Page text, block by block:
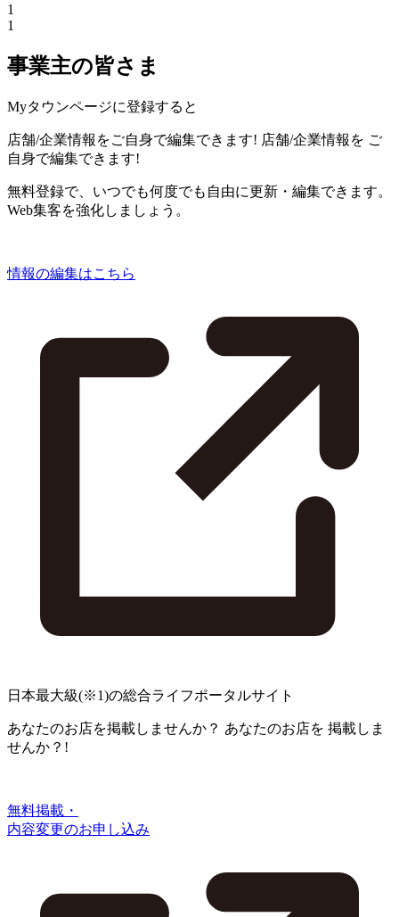
1
1
事業主の皆さま
Myタウンページに登録すると
店舗/企業情報をご自身で編集できます! 店舗/企業情報を ご
自身で編集できます!
無料登録で、いつでも何度でも自由に更新・編集できます。
Web集客を強化しましょう。
情報の編集はこちら
日本最大級(※1)の総合ライフポータルサイト
あなたのお店を掲載しませんか？ あなたのお店を 掲載しま
せんか？!
無料掲載・
内容変更のお申し込み